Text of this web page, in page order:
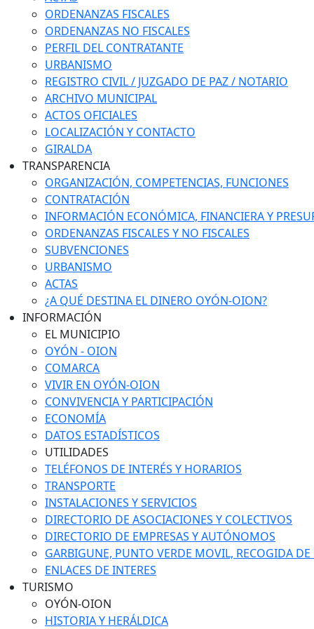
ORDENANZAS FISCALES
ORDENANZAS NO FISCALES
PERFIL DEL CONTRATANTE
URBANISMO
REGISTRO CIVIL / JUZGADO DE PAZ / NOTARIO
ARCHIVO MUNICIPAL
ACTOS OFICIALES
LOCALIZACIÓN Y CONTACTO
GIRALDA
TRANSPARENCIA
ORGANIZACIÓN, COMPETENCIAS, FUNCIONES
CONTRATACIÓN
INFORMACIÓN ECONÓMICA, FINANCIERA Y
ORDENANZAS FISCALES Y NO FISCALES
SUBVENCIONES
URBANISMO
ACTAS
¿A QUÉ DESTINA EL DINERO OYÓN-OION?
INFORMACIÓN
EL MUNICIPIO
OYÓN - OION
COMARCA
VIVIR EN OYÓN-OION
CONVIVENCIA Y PARTICIPACIÓN
ECONOMÍA
DATOS ESTADÍSTICOS
UTILIDADES
TELÉFONOS DE INTERÉS Y HORARIOS
TRANSPORTE
INSTALACIONES Y SERVICIOS
DIRECTORIO DE ASOCIACIONES Y COLECTIVOS
DIRECTORIO DE EMPRESAS Y AUTÓNOMOS
GARBIGUNE, PUNTO VERDE MOVIL, RECOGIDA DE
ENLACES DE INTERES
TURISMO
OYÓN-OION
HISTORIA Y HERÁLDICA